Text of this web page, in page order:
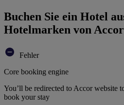
Buchen Sie ein Hotel
Hotelmarken von Accor
Fehler
Core booking engine
You’ll be redirected to Accor website
book your stay